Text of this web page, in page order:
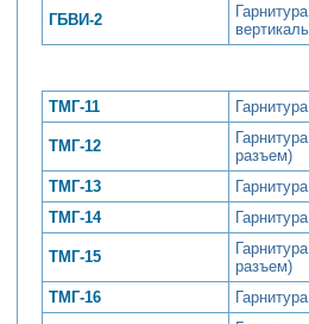
ГБВИ-2
ТМГ-11
ТМГ-12
разъем)
ТМГ-13
ТМГ-14
ТМГ-15
разъем)
ТМГ-16